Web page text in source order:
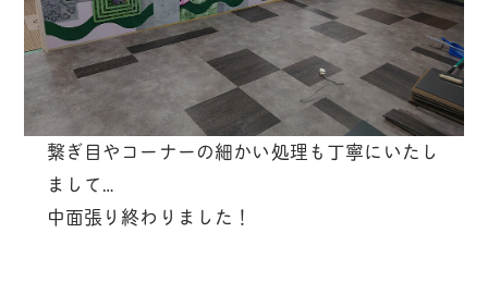
繋ぎ目やコーナーの細かい処理も丁寧にいたし
まして…
中面張り終わりました！